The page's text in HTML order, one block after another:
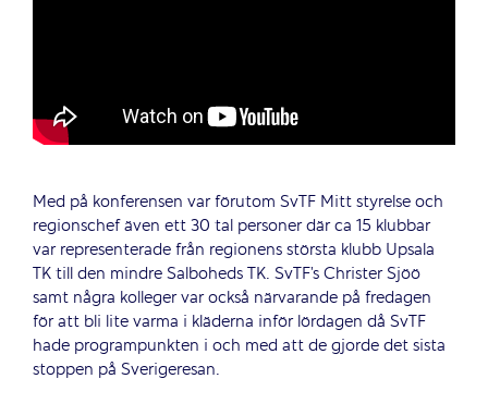
Med på konferensen var förutom SvTF Mitt styrelse och
regionschef även ett 30 tal personer där ca 15 klubbar
var representerade från regionens största klubb Upsala
TK till den mindre Salboheds TK. SvTF’s Christer Sjöö
samt några kolleger var också närvarande på fredagen
för att bli lite varma i kläderna inför lördagen då SvTF
hade programpunkten i och med att de gjorde det sista
stoppen på Sverigeresan.